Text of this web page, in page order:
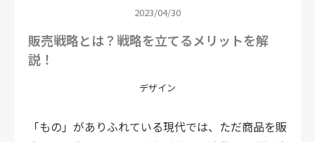
2023/04/30
販売戦略とは？戦略を立てるメリットを解
説！
デザイン
「もの」がありふれている現代では、ただ商品を販